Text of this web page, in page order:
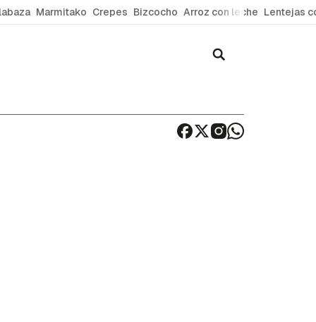
Marmitako Crepes Bizcocho Arroz con leche Lentejas